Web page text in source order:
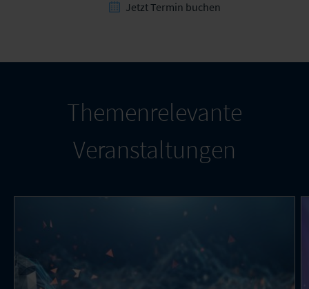
Jetzt Termin buchen
Themenrelevante
Veranstaltungen